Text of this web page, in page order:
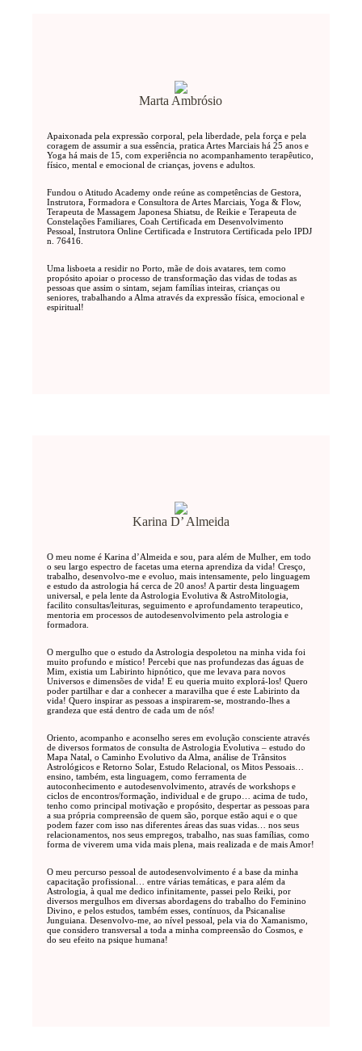
Marta Ambrósio
Apaixonada pela expressão corporal, pela liberdade, pela força e pela
coragem de assumir a sua essência, pratica Artes Marciais há 25 anos e
Yoga há mais de 15, com experiência no acompanhamento terapêutico,
físico, mental e emocional de crianças, jovens e adultos.
Fundou o Atitudo Academy onde reúne as competências de Gestora,
Instrutora, Formadora e Consultora de Artes Marciais, Yoga & Flow,
Terapeuta de Massagem Japonesa Shiatsu, de Reikie e Terapeuta de
Constelações Familiares, Coah Certificada em Desenvolvimento
Pessoal, Instrutora Online Certificada e Instrutora Certificada pelo IPDJ
n. 76416.
Uma lisboeta a residir no Porto, mãe de dois avatares, tem como
propósito apoiar o processo de transformação das vidas de todas as
pessoas que assim o sintam, sejam famílias inteiras, crianças ou
seniores, trabalhando a Alma através da expressão física, emocional e
espiritual!
Karina D’ Almeida
O meu nome é Karina d’Almeida e sou, para além de Mulher, em todo
o seu largo espectro de facetas uma eterna aprendiza da vida! Cresço,
trabalho, desenvolvo-me e evoluo, mais intensamente, pelo linguagem
e estudo da astrologia há cerca de 20 anos! A partir desta linguagem
universal, e pela lente da Astrologia Evolutiva & AstroMitologia,
facilito consultas/leituras, seguimento e aprofundamento terapeutico,
mentoria em processos de autodesenvolvimento pela astrologia e
formadora.
O mergulho que o estudo da Astrologia despoletou na minha vida foi
muito profundo e místico! Percebi que nas profundezas das águas de
Mim, existia um Labirinto hipnótico, que me levava para novos
Universos e dimensões de vida! E eu queria muito explorá-los! Quero
poder partilhar e dar a conhecer a maravilha que é este Labirinto da
vida! Quero inspirar as pessoas a inspirarem-se, mostrando-lhes a
grandeza que está dentro de cada um de nós!
Oriento, acompanho e aconselho seres em evolução consciente através
de diversos formatos de consulta de Astrologia Evolutiva – estudo do
Mapa Natal, o Caminho Evolutivo da Alma, análise de Trânsitos
Astrológicos e Retorno Solar, Estudo Relacional, os Mitos Pessoais…
ensino, também, esta linguagem, como ferramenta de
autoconhecimento e autodesenvolvimento, através de workshops e
ciclos de encontros/formação, individual e de grupo… acima de tudo,
tenho como principal motivação e propósito, despertar as pessoas para
a sua própria compreensão de quem são, porque estão aqui e o que
podem fazer com isso nas diferentes áreas das suas vidas… nos seus
relacionamentos, nos seus empregos, trabalho, nas suas famílias, como
forma de viverem uma vida mais plena, mais realizada e de mais Amor!
O meu percurso pessoal de autodesenvolvimento é a base da minha
capacitação profissional… entre várias temáticas, e para além da
Astrologia, à qual me dedico infinitamente, passei pelo Reiki, por
diversos mergulhos em diversas abordagens do trabalho do Feminino
Divino, e pelos estudos, também esses, contínuos, da Psicanalise
Junguiana. Desenvolvo-me, ao nível pessoal, pela via do Xamanismo,
que considero transversal a toda a minha compreensão do Cosmos, e
do seu efeito na psique humana!